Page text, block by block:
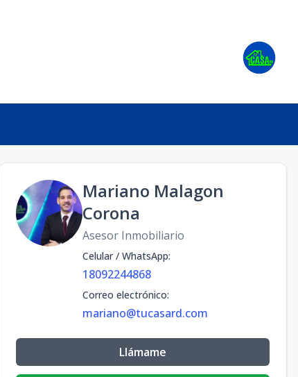
Mariano Malagon
Corona
Asesor Inmobiliario
Celular / WhatsApp:
18092244868
Correo electrónico:
mariano@tucasard.com
Llámame